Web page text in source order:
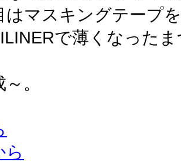
はマスキングテープ
で薄くなった
。
ら